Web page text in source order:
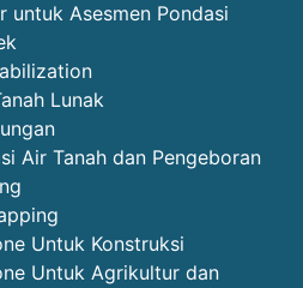
untuk Asesmen Pondasi
Lunak
Air Tanah dan Pengeboran
Untuk Konstruksi
Untuk Agrikultur dan